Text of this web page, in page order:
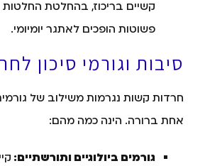
קשיים בריכוז, בהחלטת החלטות
פשוטות הופכים לאתגר יומיומי.
סיבות וגורמי סיכון
חרדות קשות נגרמות משילוב של
אחת ברורה. הינה כמה מהם:
גורמים ביולוגיים ותורשתיים: